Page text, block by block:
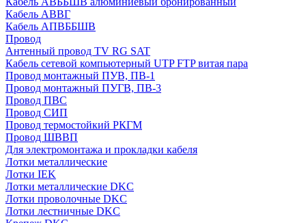
Кабель АВВГ
Кабель АПВББШВ
Провод
Антенный провод TV RG SAT
Кабель сетевой компьютерный UTP FTP витая пара
Провод монтажный ПУВ, ПВ-1
Провод монтажный ПУГВ, ПВ-3
Провод ПВС
Провод СИП
Провод термостойкий РКГМ
Провод ШВВП
Для электромонтажа и прокладки кабеля
Лотки металлические
Лотки IEK
Лотки металлические DKC
Лотки проволочные DKC
Лотки лестничные DKC